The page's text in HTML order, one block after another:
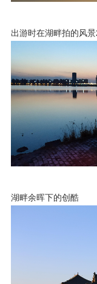
出游时在湖畔拍的风景
湖畔余晖下的创酷